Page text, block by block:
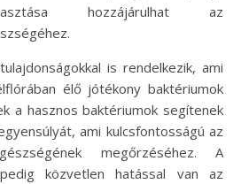
hozzájárulhat az
is rendelkezik, ami
élő jótékony baktériumok
a hasznos baktériumok segítenek
ami kulcsfontosságú az
megőrzéséhez. A
közvetlen hatással van az